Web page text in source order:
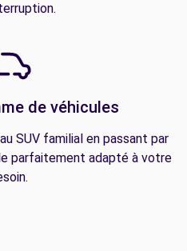
de véhicules
SUV familial en passant par
parfaitement adapté à votre